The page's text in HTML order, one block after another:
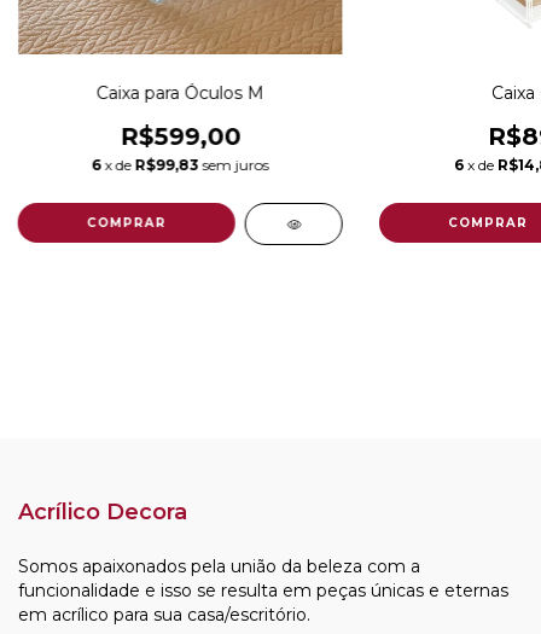
Caixa para Óculos M
R$599,00
6 x de R$99,83 sem juros 6 x de
Acrílico Decora
Somos apaixonados pela união da beleza com a
funcionalidade e isso se resulta em peças únicas e eternas
em acrílico para sua casa/escritório.